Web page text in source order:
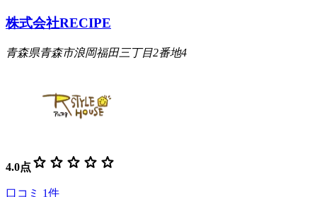
株式会社RECIPE
青森県青森市浪岡福田三丁目2番地4
4.0点 star star star star star
口コミ 1件